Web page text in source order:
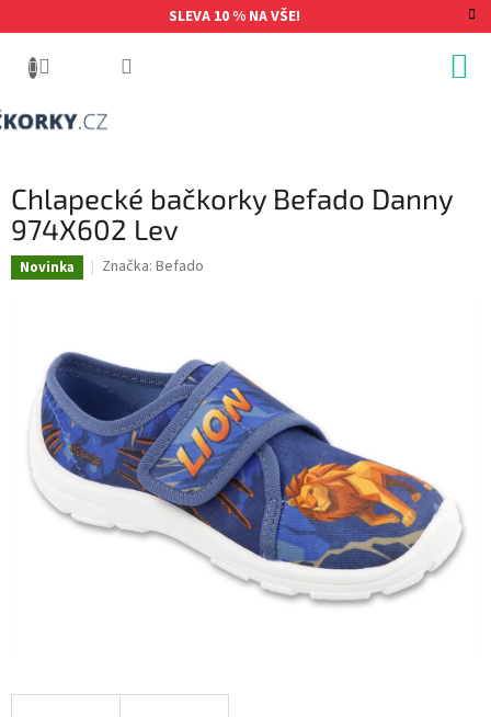
na
SLEVA 10 % NA VŠE!
Chlapecké bačkorky Befado Danny
974X602 Lev
Novinka Značka: Befado